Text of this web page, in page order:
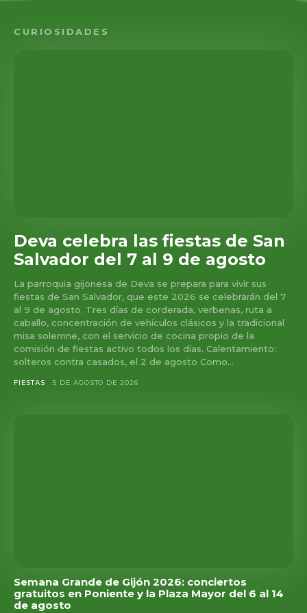
CURIOSIDADES
Deva celebra las fiestas de San
Salvador del 7 al 9 de agosto
La parroquia gijonesa de Deva se prepara para vivir sus
fiestas de San Salvador, que este 2026 se celebrarán del 7
al 9 de agosto. Tres días de corderada, verbenas, ruta a
caballo, concentración de vehículos clásicos y la tradicional
misa solemne, con el servicio de cocina propio de la
comisión de fiestas activo todos los días. Calentamiento:
solteros contra casados, el 2 de agosto Como...
FIESTAS 5 DE AGOSTO DE 2026
Semana Grande de Gijón 2026: conciertos
gratuitos en Poniente y la Plaza Mayor del 6 al 14
de agosto